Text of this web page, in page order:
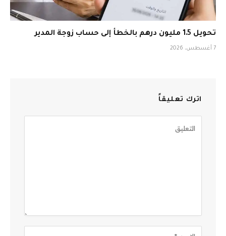
تحويل 1.5 مليون درهم بالخطأ إلى حساب زوجة المدير
7 أغسطس، 2026
اترك تعليقاً